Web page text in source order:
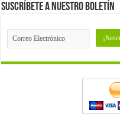
Suscríbete a nuestro Boletín